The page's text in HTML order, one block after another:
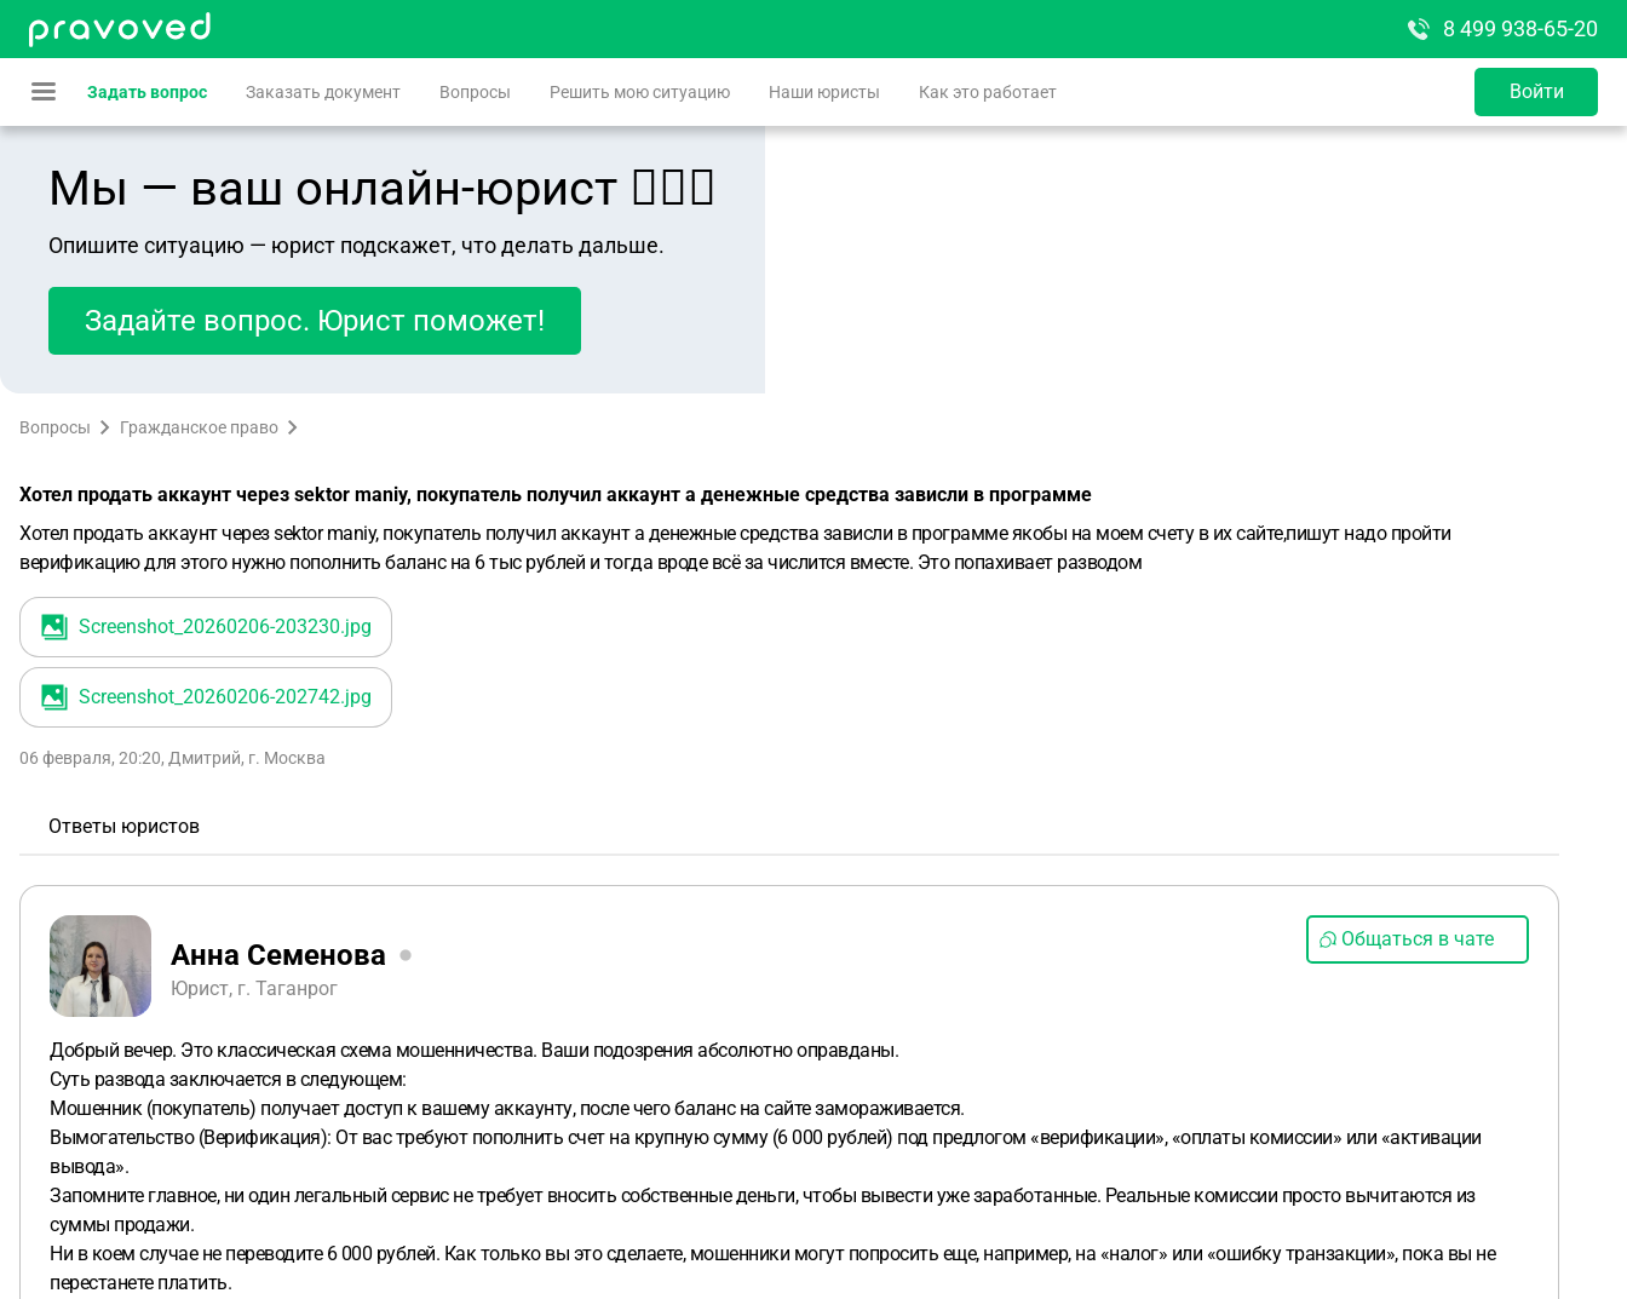
8 499 938-65-20
Задать вопрос Заказать документ Вопросы Решить мою ситуацию Наши юристы Как это работает Войти
Мы — ваш онлайн-юрист 👨🏻‍⚖️
Опишите ситуацию — юрист подскажет, что делать дальше.
Задайте вопрос. Юрист поможет!
Вопросы Гражданское право
Хотел продать аккаунт через sektor maniy, покупатель получил аккаунт а денежные средства зависли в программе
Хотел продать аккаунт через sektor maniy, покупатель получил аккаунт а денежные средства зависли в программе якобы на моем счету в их сайте,пишут надо пройти
верификацию для этого нужно пополнить баланс на 6 тыс рублей и тогда вроде всё за числится вместе. Это попахивает разводом
Screenshot_20260206-203230.jpg
Screenshot_20260206-202742.jpg
06 февраля, 20:20, Дмитрий, г. Москва
Ответы юристов
Анна Семенова
Юрист, г. Таганрог
Общаться в чате
Добрый вечер. Это классическая схема мошенничества. Ваши подозрения абсолютно оправданы.
Суть развода заключается в следующем:
Мошенник (покупатель) получает доступ к вашему аккаунту, после чего баланс на сайте замораживается.
Вымогательство (Верификация): От вас требуют пополнить счет на крупную сумму (6 000 рублей) под предлогом «верификации», «оплаты комиссии» или «активации
вывода».
Запомните главное, ни один легальный сервис не требует вносить собственные деньги, чтобы вывести уже заработанные. Реальные комиссии просто вычитаются из
суммы продажи.
Ни в коем случае не переводите 6 000 рублей. Как только вы это сделаете, мошенники могут попросить еще, например, на «налог» или «ошибку транзакции», пока вы не
перестанете платить.